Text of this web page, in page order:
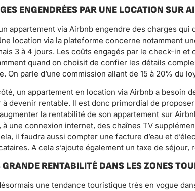
ENGENDRÉES PAR UNE LOCATION SUR
appartement via Airbnb engendre des charges qui
location via la plateforme concerne notamment
3 à 4 jours. Les coûts engagés par le check-in
quand on choisit de confier les détails
On parle d’une commission allant de 15 à 20% du
un appartement en location via Airbnb a besoin
à devenir rentable. Il est donc primordial de
la rentabilité de son appartement sur
une connexion internet, des chaînes TV
il faudra aussi compter une facture d’eau et
A cela s’ajoute également un taxe de
GRANDE RENTABILITÉ DANS LES ZONES
une tendance touristique très en vogue